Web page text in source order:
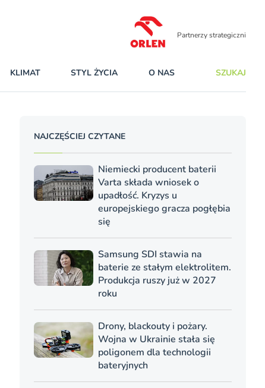
Partnerzy strategiczni
KLIMAT STYL ŻYCIA O NAS SZUKAJ
NAJCZĘŚCIEJ CZYTANE
Niemiecki producent baterii
Varta składa wniosek o
upadłość. Kryzys u
europejskiego gracza pogłębia
się
Samsung SDI stawia na
baterie ze stałym elektrolitem.
Produkcja ruszy już w 2027
roku
Drony, blackouty i pożary.
Wojna w Ukrainie stała się
poligonem dla technologii
bateryjnych